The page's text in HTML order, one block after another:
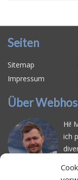
Seiten
Sitemap
Impressum
Über
Hi!
ich